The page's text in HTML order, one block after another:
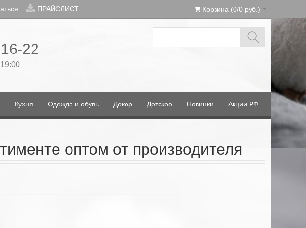
ПРАЙСЛИСТ Корзина (0/0 руб.)
22
Кухня Одежда и обувь Декор Детское Новинки Акции.РФ
оптом от производителя